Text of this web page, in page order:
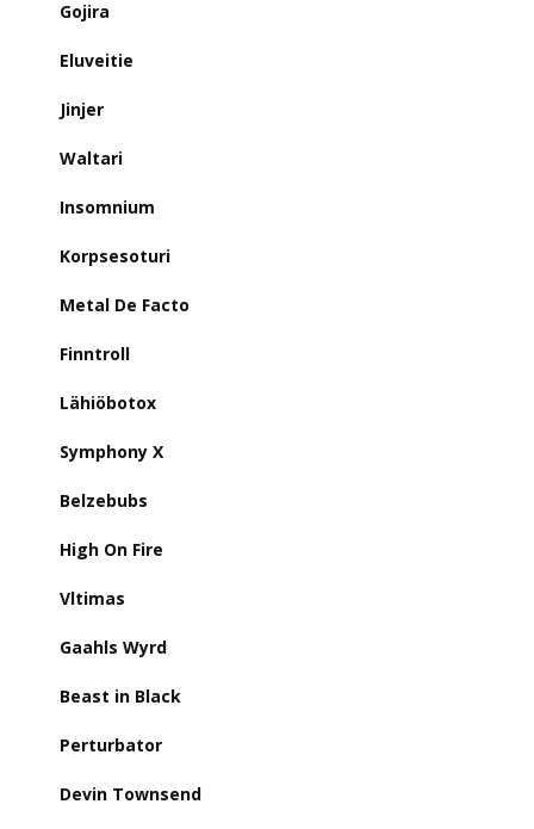
Gojira
Eluveitie
Jinjer
Waltari
Insomnium
Korpsesoturi
Metal De Facto
Finntroll
Lähiöbotox
Symphony X
Belzebubs
High On Fire
Vltimas
Gaahls Wyrd
Beast in Black
Perturbator
Devin Townsend